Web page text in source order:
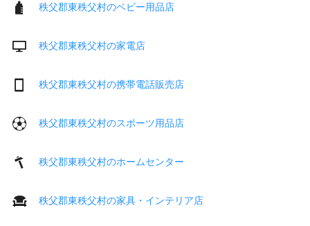
秩父郡東秩父村のベビー用品店
秩父郡東秩父村の家電店
秩父郡東秩父村の携帯電話販売店
秩父郡東秩父村のスポーツ用品店
秩父郡東秩父村のホームセンター
秩父郡東秩父村の家具・インテリア店